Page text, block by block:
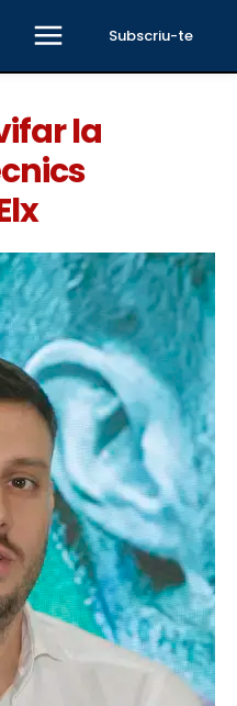
Subscriu-te
la